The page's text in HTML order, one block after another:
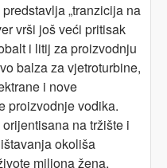
„tranzicija na
vrši još veći pritisak
i litij za proizvodnju
balza za vjetroturbine,
i nove
proizvodnje vodika.
na tržište i
okoliša
miliona žena,